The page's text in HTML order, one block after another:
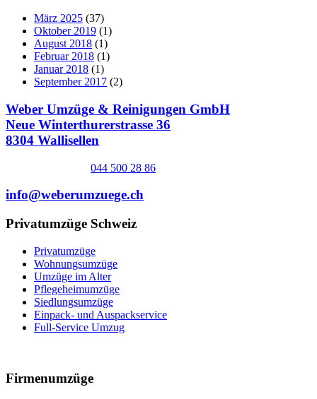
März 2025 (37)
Oktober 2019 (1)
August 2018 (1)
Februar 2018 (1)
Januar 2018 (1)
September 2017 (2)
Weber Umzüge & Reinigungen GmbH
Neue Winterthurerstrasse 36
8304 Wallisellen
044 500 28 86
info@weberumzuege.ch
Privatumzüge Schweiz
Privatumzüge
Wohnungsumzüge
Umzüge im Alter
Pflegeheimumzüge
Siedlungsumzüge
Einpack- und Auspackservice
Full-Service Umzug
Firmenumzüge